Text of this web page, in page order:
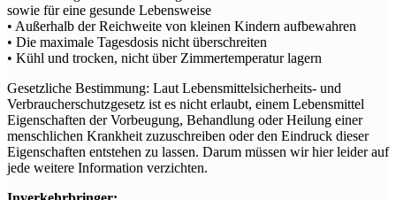
sowie für eine gesunde Lebensweise
• Außerhalb der Reichweite von kleinen Kindern aufbewahren
• Die maximale Tagesdosis nicht überschreiten
• Kühl und trocken, nicht über Zimmertemperatur lagern
Gesetzliche Bestimmung: Laut Lebensmittelsicherheits- und
Verbraucherschutzgesetz ist es nicht erlaubt, einem Lebensmittel
Eigenschaften der Vorbeugung, Behandlung oder Heilung einer
menschlichen Krankheit zuzuschreiben oder den Eindruck dieser
Eigenschaften entstehen zu lassen. Darum müssen wir hier leider auf
jede weitere Information verzichten.